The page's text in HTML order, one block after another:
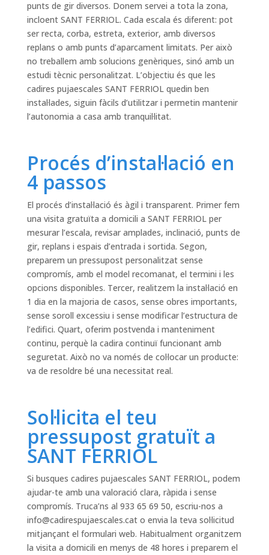
punts de gir diversos. Donem servei a tota la zona,
incloent SANT FERRIOL. Cada escala és diferent: pot
ser recta, corba, estreta, exterior, amb diversos
replans o amb punts d’aparcament limitats. Per això
no treballem amb solucions genèriques, sinó amb un
estudi tècnic personalitzat. L’objectiu és que les
cadires pujaescales SANT FERRIOL quedin ben
instal·lades, siguin fàcils d’utilitzar i permetin mantenir
l’autonomia a casa amb tranquil·litat.
Procés d’instal·lació en
4 passos
El procés d’instal·lació és àgil i transparent. Primer fem
una visita gratuïta a domicili a SANT FERRIOL per
mesurar l’escala, revisar amplades, inclinació, punts de
gir, replans i espais d’entrada i sortida. Segon,
preparem un pressupost personalitzat sense
compromís, amb el model recomanat, el termini i les
opcions disponibles. Tercer, realitzem la instal·lació en
1 dia en la majoria de casos, sense obres importants,
sense soroll excessiu i sense modificar l’estructura de
l’edifici. Quart, oferim postvenda i manteniment
continu, perquè la cadira continuï funcionant amb
seguretat. Això no va només de col·locar un producte:
va de resoldre bé una necessitat real.
Sol·licita el teu
pressupost gratuït a
SANT FERRIOL
Si busques cadires pujaescales SANT FERRIOL, podem
ajudar-te amb una valoració clara, ràpida i sense
compromís. Truca’ns al 933 65 69 50, escriu-nos a
info@cadirespujaescales.cato envia la teva sol·licitud
mitjançant el formulari web. Habitualment organitzem
la visita a domicili en menys de 48 hores i preparem el